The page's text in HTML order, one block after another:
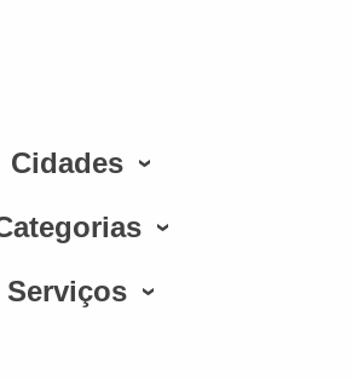
Cidades
Serviços